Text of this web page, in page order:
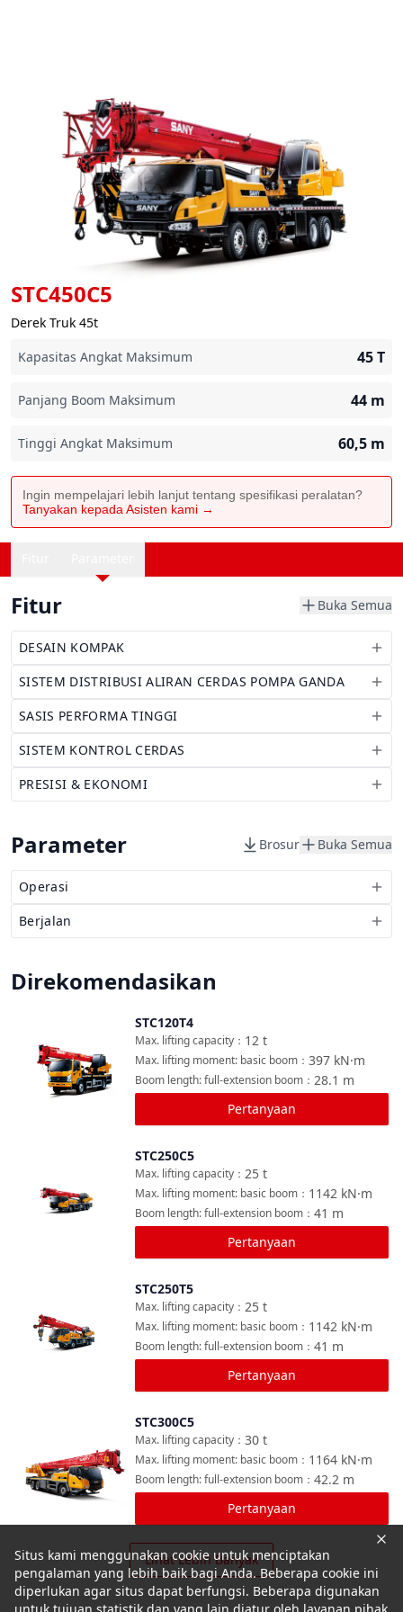
STC450C5
Derek Truk 45t
Kapasitas Angkat Maksimum
45T
Panjang Boom Maksimum 44 m
Tinggi Angkat Maksimum 60,5 m
Ingin mempelajari lebih lanjut tentang spesifikasi peralatan?
Tanyakan kepada Asisten kami →
Fitur Buka Semua
DESAIN KOMPAK
SISTEM DISTRIBUSI ALIRAN CERDAS POMPA GANDA
SASIS PERFORMA TINGGI
SISTEM KONTROL CERDAS
PRESISI & EKONOMI
Parameter Brosur Buka Semua
Operasi
Berjalan
Direkomendasikan
STC120T4
12 t
Max. lifting capacity ：
397 kN·m
Max. lifting moment: basic boom ：
28.1 m
Boom length: full-extension boom ：
Pertanyaan
STC250C5
25 t
Max. lifting capacity ：
1142 kN·m
Max. lifting moment: basic boom ：
41 m
Boom length: full-extension boom ：
Pertanyaan
STC250T5
25 t
Max. lifting capacity ：
1142 kN·m
Max. lifting moment: basic boom ：
41 m
Boom length: full-extension boom ：
Pertanyaan
STC300C5
30 t
Max. lifting capacity ：
1164 kN·m
Max. lifting moment: basic boom ：
42.2 m
Boom length: full-extension boom ：
Pertanyaan
Lihat Lebih Banyak
Situs kami menggunakan cookie untuk menciptakan
pengalaman yang lebih baik bagi Anda. Beberapa cookie ini
diperlukan agar situs dapat berfungsi. Beberapa digunakan